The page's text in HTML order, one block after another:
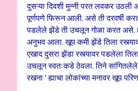
दुसऱ्या दिवशी मुन्नी परत लवकर उठली
पूर्णपणे फिरून आली. असे ती दरवर्षी
पडलेले झेंडे ती उचलून गोळा करत असे.
अनुभव आला. खूप कमी झेंडे तिला
एखाद दुसरा झेंडा रस्त्यावर पडलेला
उचलून स्वतःकडे ठेवला. तिने
रखना ‘ ह्याचा लोकांच्या मनावर खूप